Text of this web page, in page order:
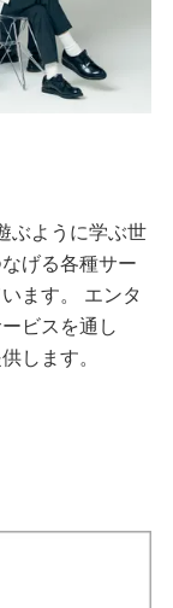
ぶように学ぶ世
げる各種サー
ます。 エンタ
ビスを通し
します。